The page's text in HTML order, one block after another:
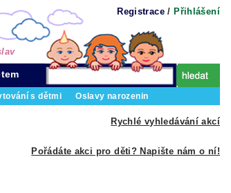
Registrace / Přihlášení
s dětmi Oslavy narozenin
Rychlé vyhledávání akcí
Pořádáte akci pro děti? Napište nám o ní!